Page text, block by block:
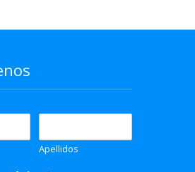
Apellidos